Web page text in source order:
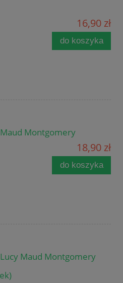
16,90 zł
do koszyka
Montgomery
18,90 zł
do koszyka
Maud Montgomery